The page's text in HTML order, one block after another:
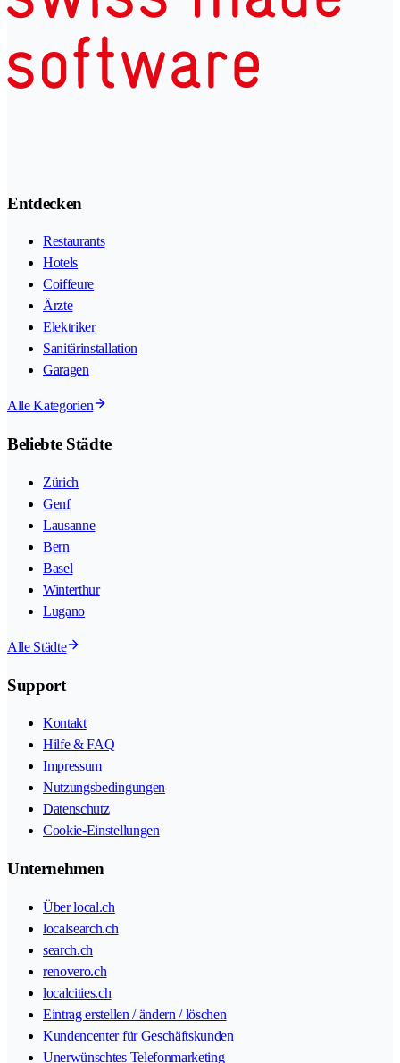
Entdecken
Restaurants
Hotels
Coiffeure
Ärzte
Elektriker
Sanitärinstallation
Garagen
Alle Kategorien
Beliebte Städte
Zürich
Genf
Lausanne
Bern
Basel
Winterthur
Lugano
Alle Städte
Support
Kontakt
Hilfe & FAQ
Impressum
Nutzungsbedingungen
Datenschutz
Cookie-Einstellungen
Unternehmen
Über local.ch
localsearch.ch
search.ch
renovero.ch
localcities.ch
Eintrag erstellen / ändern / löschen
Kundencenter für Geschäftskunden
Unerwünschtes Telefonmarketing